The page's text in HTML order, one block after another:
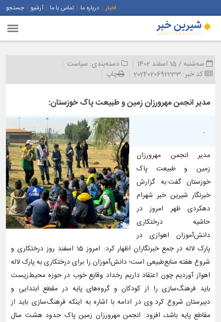
اخبار درباره ما تماس با ما آرشیو جستجو
سه‌شنبه / 15 اسفند 1402 دسته‌بندی: سیاست
کد خبر: 2024020692233 چاپ
مدیر انجمن مهرورزان زمین و طبیعت پاک خوزستان:
.
مدیر انجمن مهرورزان
زمین و طبیعت پاک
خوزستان گفت:به گزارش
خبرنگار شیرین خبر شهرام
دهکردی ظهر امروز در
حاشیه درختکاری
دانش‌آموزان اهوازی در
پارک لاله در جمع خبرنگاران اظهار کرد: امروز 15 اسفند روز درختکاری و
شروع هفته منابع‌طبیعی است؛ دانش‌آموزان را برای درختکاری به پارک لاله
اهواز آوردیم چون اعتقاد داریم رخداد وقایع خوب در حوزه محیط‌زیست
باید فرهنگ‌سازی را از کودکان و گروه‌های پایه در مقطع ابتدایی و
دبیرستان شروع کرد.وی در ادامه با اشاره به اینکه فرهنگ‌سازی باید از
مقاطع پایه باشد، افزود: انجمن مهرورزان زمین پاک حدود هشت سال